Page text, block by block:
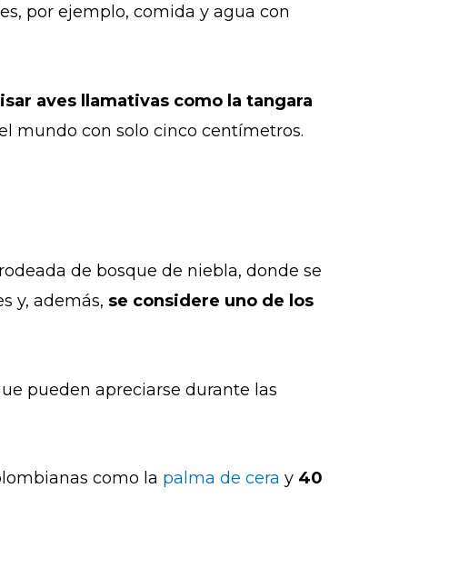
por ejemplo, comida y agua con
aves llamativas como la tangara
mundo con solo cinco centímetros.
de bosque de niebla, donde se
y, además, se considere uno de los
pueden apreciarse durante las
como la palma de cera y 40